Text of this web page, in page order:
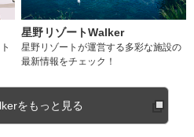
星野リゾートWalker
星野リゾートが運営する多彩な施設の
最新情報をチェック！
をもっと見る